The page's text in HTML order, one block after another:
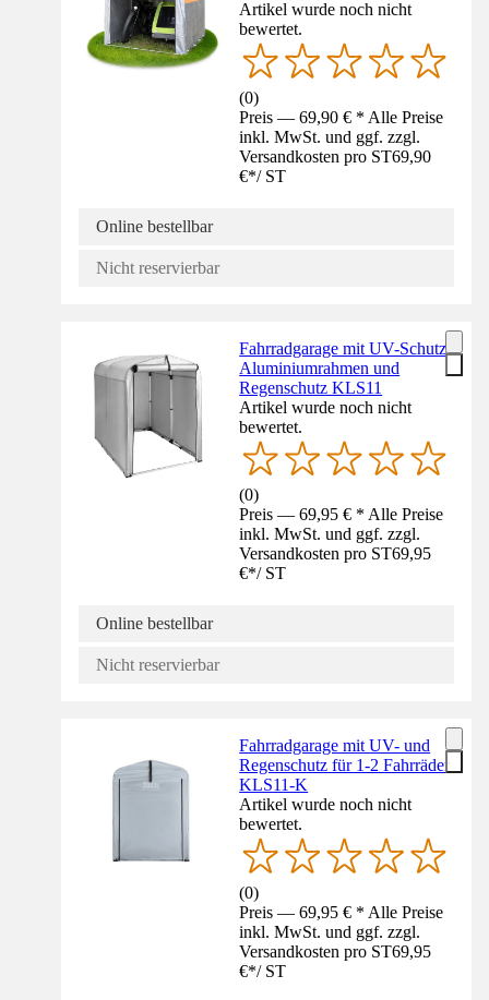
Artikel wurde noch nicht
bewertet.
(0)
Preis — 69,90 € * Alle Preise
inkl. MwSt. und ggf. zzgl.
Versandkosten pro ST69,90
€*/ ST
Online bestellbar
Nicht reservierbar
Fahrradgarage mit UV-Schutz,
Aluminiumrahmen und
Regenschutz KLS11
Artikel wurde noch nicht
bewertet.
(0)
Preis — 69,95 € * Alle Preise
inkl. MwSt. und ggf. zzgl.
Versandkosten pro ST69,95
€*/ ST
Online bestellbar
Nicht reservierbar
Fahrradgarage mit UV- und
Regenschutz für 1-2 Fahrräder
KLS11-K
Artikel wurde noch nicht
bewertet.
(0)
Preis — 69,95 € * Alle Preise
inkl. MwSt. und ggf. zzgl.
Versandkosten pro ST69,95
€*/ ST